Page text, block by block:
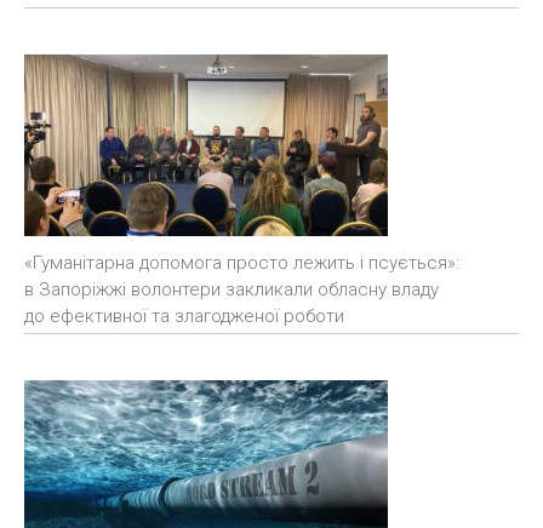
«Гуманітарна допомога просто лежить і псується»:
в Запоріжжі волонтери закликали обласну владу
до ефективної та злагодженої роботи